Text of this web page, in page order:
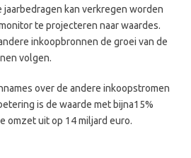
jaarbedragen kan verkregen worden
te projecteren naar waardes.
inkoopbronnen de groei van de
volgen.
over de andere inkoopstromen
is de waarde met bijna15%
omzet uit op 14 miljard euro.